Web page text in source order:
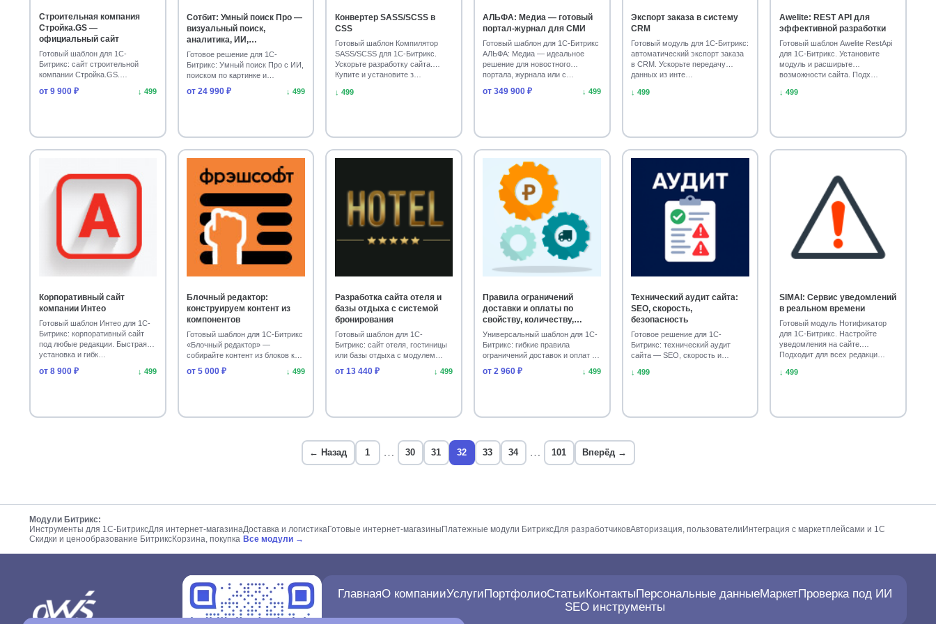
Строительная компания
Стройка.GS —
официальный сайт
Готовый шаблон для 1С-
Битрикс: сайт строительной
компании Стройка.GS.
мод…
от 9 900 ₽ ↓ 499
Сотбит: Умный поиск Про —
визуальный поиск,
аналитика, ИИ,
приоритизация
Готовое решение для 1С-
Битрикс: Умный поиск Про с ИИ,
поиском по картинке и
аналитикой. Установите и…
от 24 990 ₽ ↓ 499
Конвертер SASS/SCSS в
CSS
Готовый шаблон Компилятор
SASS/SCSS для 1С-Битрикс.
Ускорьте разработку сайта.
Купите и установите з…
↓ 499
АЛЬФА: Медиа — готовый
портал-журнал для СМИ
Готовый шаблон для 1С-Битрикс
АЛЬФА: Медиа — идеальное
решение для новостного
портала, журнала или с…
от 349 900 ₽ ↓ 499
Экспорт заказа в систему
CRM
Готовый модуль для 1С-Битрикс:
автоматический экспорт заказа
в CRM. Ускорьте передачу
данных из инте…
↓ 499
Awelite: REST API для
эффективной разработки
Готовый шаблон Awelite RestApi
для 1С-Битрикс. Установите
модуль и расширьте
возможности сайта. Подх…
↓ 499
Корпоративный сайт
компании Интео
Готовый шаблон Интео для 1С-
Битрикс: корпоративный сайт
под любые редакции. Быстрая
установка и гибк…
от 8 900 ₽ ↓ 499
Блочный редактор:
конструируем контент из
компонентов
Готовый шаблон для 1С-Битрикс
«Блочный редактор» —
собирайте контент из блоков как
конструктор. Уста…
от 5 000 ₽ ↓ 499
Разработка сайта отеля и
базы отдыха с системой
бронирования
Готовый шаблон для 1С-
Битрикс: сайт отеля, гостиницы
или базы отдыха с модулем
бронирования. Адаптив…
от 13 440 ₽ ↓ 499
Правила ограничений
доставки и оплаты по
свойству, количеству,
домену, функции
(restrictions)
Универсальный шаблон для 1С-
Битрикс: гибкие правила
ограничений доставок и оплат в
интернет-магазине…
от 2 960 ₽ ↓ 499
Технический аудит сайта:
SEO, скорость,
безопасность
Готовое решение для 1С-
Битрикс: технический аудит
сайта — SEO, скорость и
↓ 499
SIMAI: Сервис уведомлений
в реальном времени
Готовый модуль Нотификатор
для 1С-Битрикс. Настройте
уведомления на сайте.
Подходит для всех редакци…
↓ 499
← Назад 1 … 30 31 32 33 34 … 101 Вперёд →
Модули Битрикс:
Инструменты для 1С-БитриксДля интернет-магазинаДоставка и логистикаГотовые интернет-магазиныПлатежные модули БитриксДля разработчиковАвторизация, пользователиИнтеграция с маркетплейсами и 1С
Скидки и ценообразование БитриксКорзина, покупка Все модули →
ГлавнаяО компанииУслугиПортфолиоСтатьиКонтактыПерсональные данныеМаркетПроверка под ИИ
SEO инструменты